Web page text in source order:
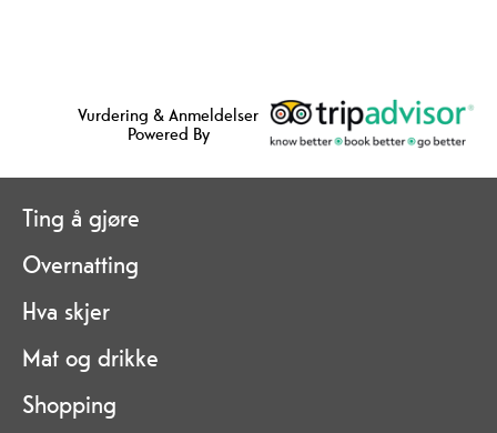
Vurdering & Anmeldelser
Powered By
Ting å gjøre
Overnatting
Hva skjer
Mat og drikke
Shopping